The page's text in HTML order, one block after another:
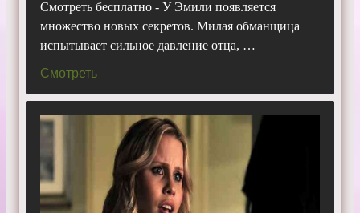
Смотреть бесплатно - У Эмили появляется
множество новых секретов. Милая обманщица
испытывает сильное давление отца, …
Смотреть